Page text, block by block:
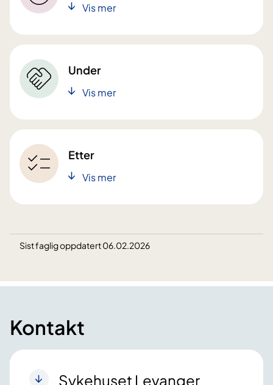
Vis mer
Under
Vis mer
Etter
Vis mer
Sist faglig oppdatert 06.02.2026
Kontakt
Sykehuset Levanger